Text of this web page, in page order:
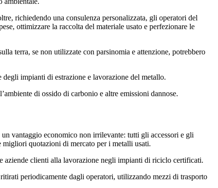
richiedendo una consulenza personalizzata, gli operatori del
ottimizzare la raccolta del materiale usato e perfezionare le
terra, se non utilizzate con parsinomia e attenzione, potrebbero
impianti di estrazione e lavorazione del metallo.
di ossido di carbonio e altre emissioni dannose.
vantaggio economico non irrilevante: tutti gli accessori e gli
quotazioni di mercato per i metalli usati.
aziende clienti alla lavorazione negli impianti di riciclo certificati.
periodicamente dagli operatori, utilizzando mezzi di trasporto